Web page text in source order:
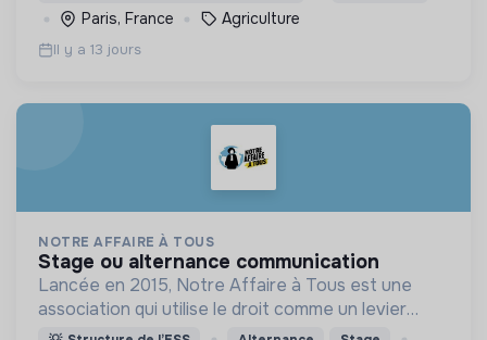
Paris, France Agriculture
Il y a 13 jours
NOTRE AFFAIRE À TOUS
stage ou alternance communication
Lancée en 2015, Notre Affaire à Tous est une
association qui utilise le droit comme un levier
stratégique de lutte contre la triple crise